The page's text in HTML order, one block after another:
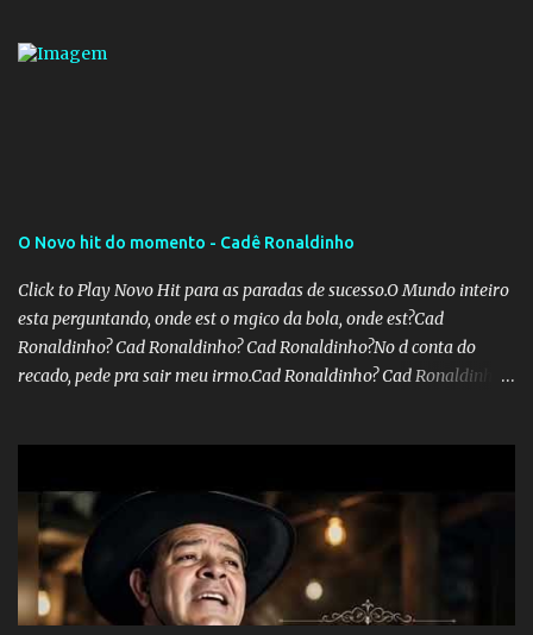
aumentar o percentual de recolhimento para 14%. De acordo com
O Novo hit do momento - Cadê Ronaldinho
Click to Play Novo Hit para as paradas de sucesso.O Mundo inteiro
esta perguntando, onde est o mgico da bola, onde est?Cad
Ronaldinho? Cad Ronaldinho? Cad Ronaldinho?No d conta do
recado, pede pra sair meu irmo.Cad Ronaldinho? Cad Ronaldinho?